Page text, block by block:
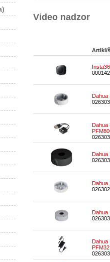
Video nadzor
Artikl/
Dahua
Dahua
Dahua
Dahua
Dahua
Dahua